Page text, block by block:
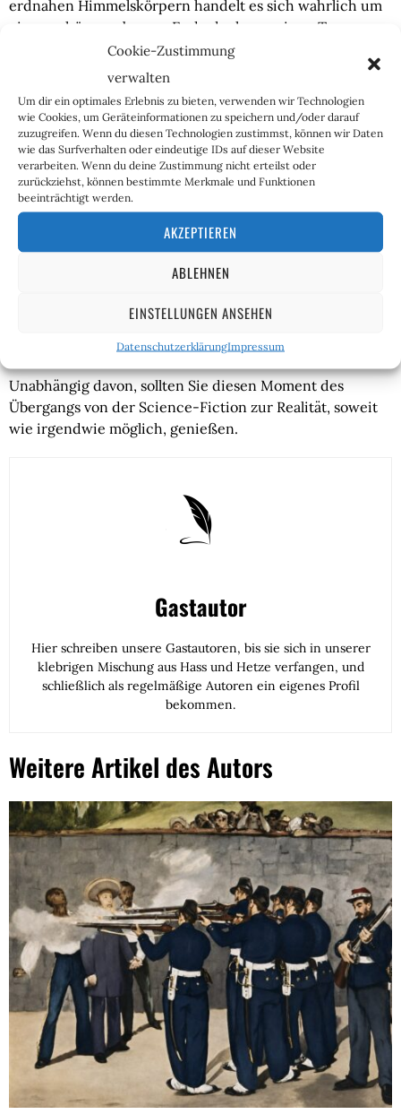
Cookie-Zustimmung
verwalten
Um dir ein optimales Erlebnis zu bieten, verwenden wir Technologien
wie Cookies, um Geräteinformationen zu speichern und/oder darauf
zuzugreifen. Wenn du diesen Technologien zustimmst, können wir Daten
wie das Surfverhalten oder eindeutige IDs auf dieser Website
verarbeiten. Wenn du deine Zustimmung nicht erteilst oder
zurückziehst, können bestimmte Merkmale und Funktionen
beeinträchtigt werden.
AKZEPTIEREN
ABLEHNEN
EINSTELLUNGEN ANSEHEN
DatenschutzerklärungImpressum
erdnahen Himmelskörpern handelt es sich wahrlich um
einen schönen, aber am Ende doch nur einen Traum.
Wenn Individuen sich nach erfolgter Auswanderung
über die gleichen Probleme beklagen, wie in ihrem
halt auch selbst mitgenommen. Wie die
Coronazwangsmaßnahmen gezeigt haben, gelten die
gleichen Vorbehalte auch gesamtgesellschaftlich.
Das Thema Weltraumbesiedlung wird der Menschheit
während der nächsten Jahrzehnte eine Unzahl an
spannenden Erlebnissen bereiten. Den notwendigen
ersetzen. Einen Freiheitsgewinn im Zuge der neuen
Wanderungsbewegungen wird es auf dem
Heimatplaneten und den neuen Siedlungsgebieten
geben, oder überhaupt nicht.
Unabhängig davon, sollten Sie diesen Moment des
Übergangs von der Science-Fiction zur Realität, soweit
wie irgendwie möglich, genießen.
Gastautor
Hier schreiben unsere Gastautoren, bis sie sich in unserer
klebrigen Mischung aus Hass und Hetze verfangen, und
schließlich als regelmäßige Autoren ein eigenes Profil
bekommen.
Weitere Artikel des Autors